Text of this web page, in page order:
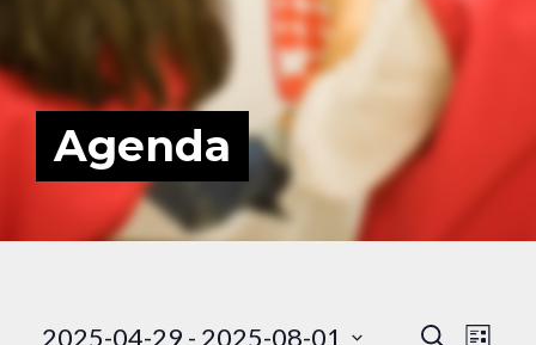
Agenda
Cerca
2025-04-29 - 2025-08-01